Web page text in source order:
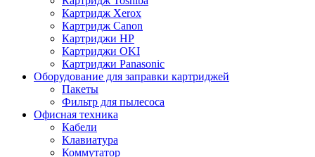
Картридж Xerox
Картридж Сanon
Картриджи HP
Картриджи OKI
Картриджи Panasonic
Оборудование для заправки картриджей
Пакеты
Фильтр для пылесоса
Офисная техника
Кабели
Клавиатура
Коммутатор